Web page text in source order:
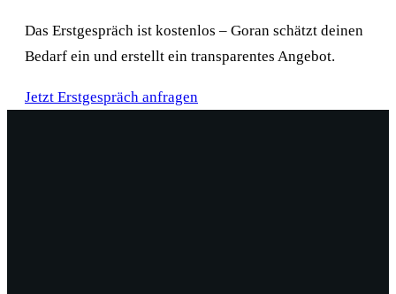
Das Erstgespräch ist kostenlos – Goran schätzt deinen
Bedarf ein und erstellt ein transparentes Angebot.
Jetzt Erstgespräch anfragen